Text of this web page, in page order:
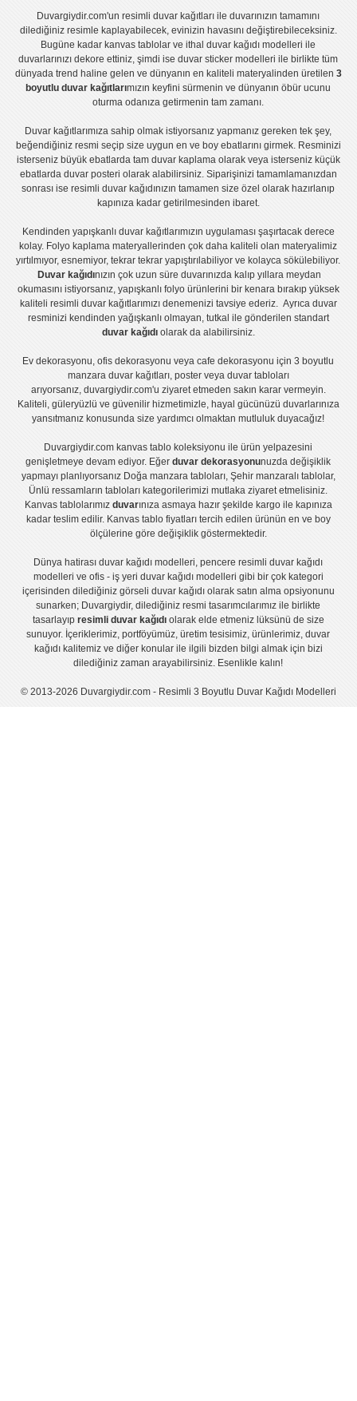
Duvargiydir.com'unresimli duvar kağıtları ile duvarınızın tamamını
dilediğiniz resimle kaplayabilecek, evinizin havasını değiştirebileceksiniz.
Bugüne kadarkanvas tablolar veithal duvar kağıdı modelleri ile
duvarlarınızı dekore ettiniz, şimdi iseduvar sticker modelleri ile birlikte tüm
dünyada trend haline gelen ve dünyanın en kaliteli materyalinden üretilen 3
boyutlu duvar kağıtlarımızın keyfini sürmenin ve dünyanın öbür ucunu
oturma odanıza getirmenin tam zamanı.
Duvar kağıtlarımıza sahip olmak istiyorsanız yapmanız gereken tek şey,
beğendiğiniz resmi seçip size uygun en ve boy ebatlarını girmek. Resminizi
isterseniz büyük ebatlarda tam duvar kaplama olarak veya isterseniz küçük
ebatlarda duvar posteri olarak alabilirsiniz. Siparişinizi tamamlamanızdan
sonrası iseresimli duvar kağıdınızın tamamen size özel olarak hazırlanıp
kapınıza kadar getirilmesinden ibaret.
Kendinden yapışkanlı duvar kağıtlarımızın uygulamasışaşırtacak derece
kolay. Folyo kaplama materyallerinden çok daha kaliteli olanmateryalimiz
yırtılmıyor, esnemiyor, tekrar tekrar yapıştırılabiliyor ve kolayca sökülebiliyor.
Duvar kağıdınızın çok uzun süre duvarınızda kalıp yıllara meydan
okumasını istiyorsanız, yapışkanlı folyoürünlerini bir kenara bırakıp yüksek
kaliteli resimli duvar kağıtlarımızı denemenizi tavsiye ederiz. Ayrıca duvar
resminizi kendinden yağışkanlı olmayan, tutkal ile gönderilen standart
duvar kağıdıolarak da alabilirsiniz.
Ev dekorasyonu ,ofis dekorasyonu veyacafe dekorasyonu için3 boyutlu
manzara duvar kağıtları, posterveya duvar tabloları
arıyorsanız, duvargiydir.com'u ziyaret etmeden sakın karar vermeyin.
Kaliteli, güleryüzlü ve güvenilir hizmetimizle, hayal gücünüzü duvarlarınıza
yansıtmanız konusunda size yardımcı olmaktan mutluluk duyacağız!
Duvargiydir.comkanvas tablo koleksiyonu ile ürün yelpazesini
genişletmeye devam ediyor. Eğerduvar dekorasyonunuzda değişiklik
yapmayı planlıyorsanız Doğa manzara tabloları, Şehir manzaralı tablolar,
Ünlü ressamların tabloları kategorilerimizi mutlaka ziyaret etmelisiniz.
Kanvas tablolarımız duvarınıza asmaya hazır şekilde kargo ile kapınıza
kadar teslim edilir. Kanvas tablo fiyatlarıtercih edilen ürünün en ve boy
ölçülerine göre değişiklik göstermektedir.
Dünya hatirası duvar kağıdı modelleri ,pencere resimli duvar kağıdı
modelleri ve ofis - iş yeri duvar kağıdı modelleri gibi bir çok kategori
içerisinden dilediğiniz görseli duvar kağıdı olarak satın alma opsiyonunu
sunarken; Duvargiydir, dilediğiniz resmi tasarımcılarımız ile birlikte
tasarlayıp resimli duvar kağıdıolarak elde etmeniz lüksünü de size
sunuyor. İçeriklerimiz, portföyümüz, üretim tesisimiz, ürünlerimiz, duvar
kağıdı kalitemiz ve diğer konular ile ilgili bizden bilgi almak için bizi
dilediğiniz zaman arayabilirsiniz. Esenlikle kalın!
© 2013-2026 Duvargiydir.com - Resimli 3 Boyutlu Duvar Kağıdı Modelleri